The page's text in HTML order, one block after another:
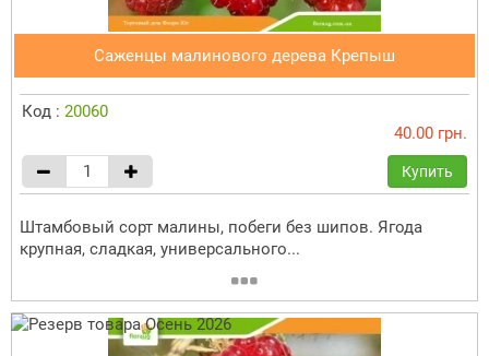
Саженцы малинового дерева Крепыш
Код : 20060
40.00 грн.
Купить
Штамбовый сорт малины, побеги без шипов. Ягода
крупная, сладкая, универсального...